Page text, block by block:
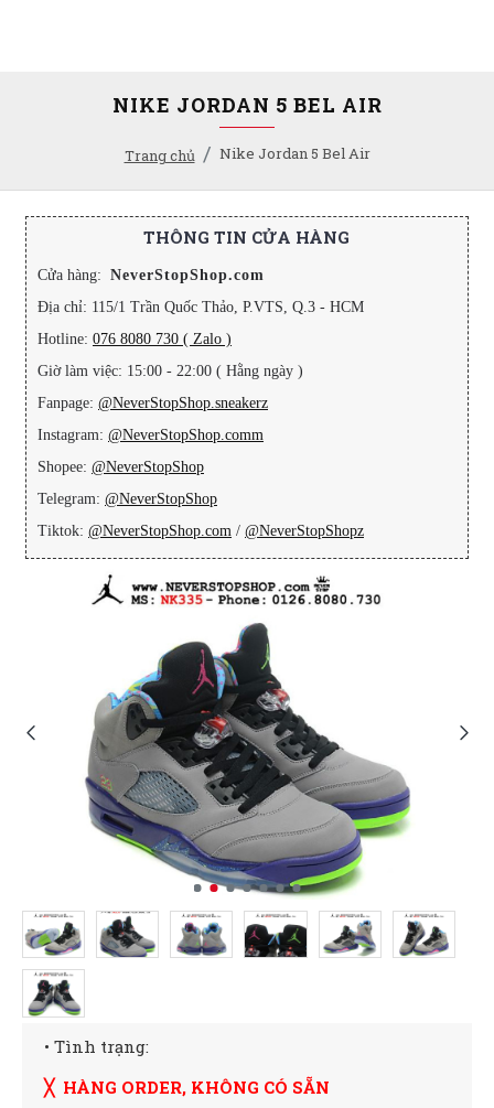
Trang chủ Nike Jordan 5 Bel Air
NIKE JORDAN 5 BEL AIR
THÔNG TIN CỬA HÀNG
Cửa hàng: NeverStopShop.com
Địa chỉ: 115/1 Trần Quốc Thảo, P.VTS, Q.3 - HCM
Hotline: 076 8080 730 ( Zalo )
Giờ làm việc: 15:00 - 22:00 ( Hằng ngày )
Fanpage: @NeverStopShop.sneakerz
Instagram: @NeverStopShop.comm
Shopee: @NeverStopShop
Telegram: @NeverStopShop
Tiktok: @NeverStopShop.com / @NeverStopShopz
• Tình trạng:
╳ HÀNG ORDER, KHÔNG CÓ SẴN